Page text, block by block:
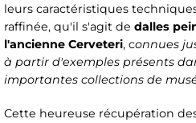
leurs caractéristiques
raffinée, qu'il s'agit de dalles
l'ancienne Cerveteri, connues
à partir d'exemples présents
importantes collections de
Cette heureuse récupération